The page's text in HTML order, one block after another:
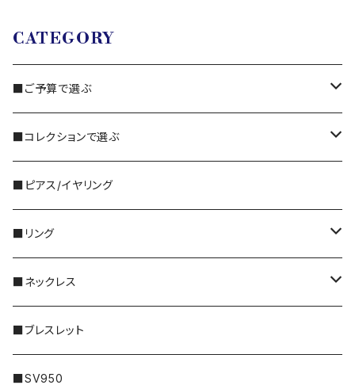
CATEGORY
■ご予算で選ぶ
3,000円～
5,000円～
10,000円〜
30,000円〜
50,000円〜
100,000円〜
■コレクションで選ぶ
・国産ビーズ｜FORM
・天然石｜Gemstone
特別な｜Sleek
普段に｜Freedom
・天然石｜Twinkle
・メタル｜Amulet
■ピアス/イヤリング
■リング
シルバー
ゴールド
プラチナ
■ネックレス
14KGF
シルバー
■ブレスレット
■SV950